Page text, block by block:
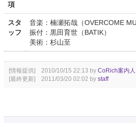
項
スタ
ッフ
音楽：楠瀬拓哉（OVERCOME
振付：黒田育世（BATIK）
美術：杉山至
[情報提供] 2010/10/15 22:13 by CoRich案内人
[最終更新] 2011/03/20 02:02 by staff